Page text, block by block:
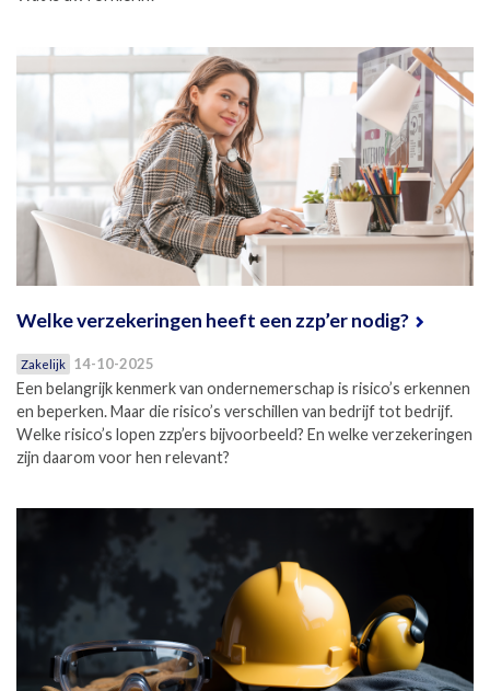
Welke verzekeringen heeft een zzp’er nodig?
Zakelijk 14-10-2025
Een belangrijk kenmerk van ondernemerschap is risico’s erkennen
en beperken. Maar die risico’s verschillen van bedrijf tot bedrijf.
Welke risico’s lopen zzp’ers bijvoorbeeld? En welke verzekeringen
zijn daarom voor hen relevant?